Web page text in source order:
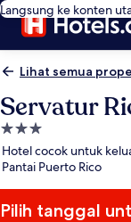
Langsung ke konten
Lihat semua
Servatur
Properti
bintang
3.0
Hotel cocok untuk
Pantai Puerto Rico
Pilih tanggal